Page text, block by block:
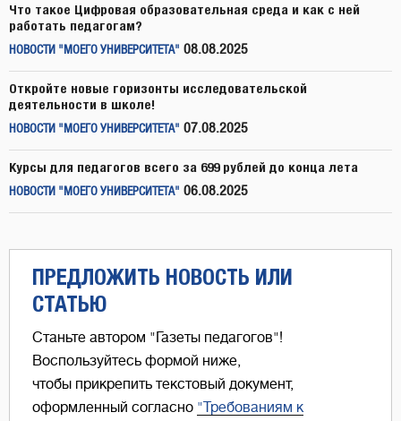
Что такое Цифровая образовательная среда и как с ней
работать педагогам?
НОВОСТИ "МОЕГО УНИВЕРСИТЕТА" 08.08.2025
Откройте новые горизонты исследовательской
деятельности в школе!
НОВОСТИ "МОЕГО УНИВЕРСИТЕТА" 07.08.2025
Курсы для педагогов всего за 699 рублей до конца лета
НОВОСТИ "МОЕГО УНИВЕРСИТЕТА" 06.08.2025
ПРЕДЛОЖИТЬ НОВОСТЬ ИЛИ
СТАТЬЮ
Станьте автором "Газеты педагогов"!
Воспользуйтесь формой ниже,
чтобы прикрепить текстовый документ,
оформленный согласно "Требованиям к